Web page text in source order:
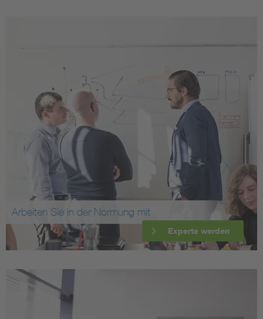
Arbeiten Sie in der Normung mit
Experte werden